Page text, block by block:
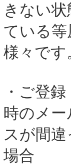
きない
ている
様々です
・ご登
時のメ
スが間
場合